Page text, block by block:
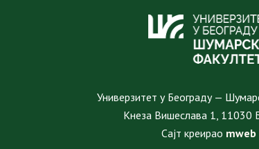
Универзитет у Београду —
Кнеза Вишеслава 1, 11030
Сајт креирао mweb